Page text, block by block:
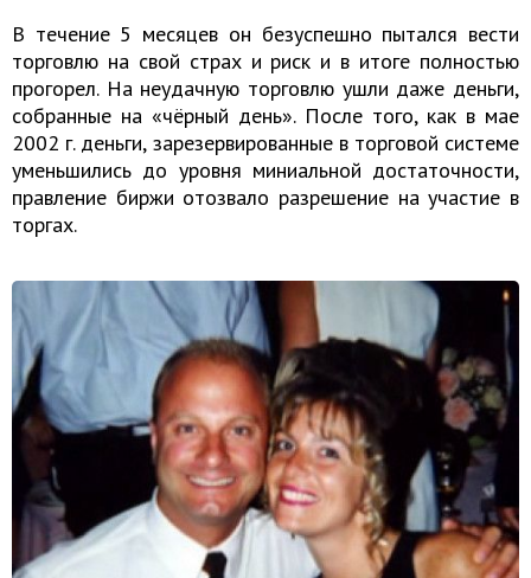
В течение 5 месяцев он безуспешно пытался вести
торговлю на свой страх и риск и в итоге полностью
прогорел. На неудачную торговлю ушли даже деньги,
собранные на «чёрный день». После того, как в мае
2002 г. деньги, зарезервированные в торговой системе
уменьшились до уровня миниальной достаточности,
правление биржи отозвало разрешение на участие в
торгах.